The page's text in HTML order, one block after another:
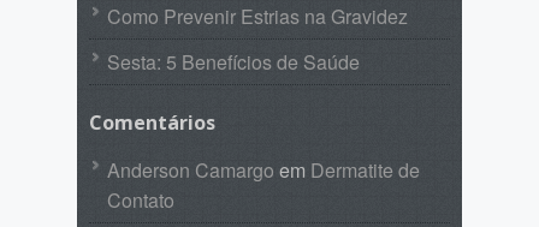
Como Prevenir Estrias na Gravidez
Sesta: 5 Benefícios de Saúde
Comentários
Anderson Camargo em Dermatite de
Contato